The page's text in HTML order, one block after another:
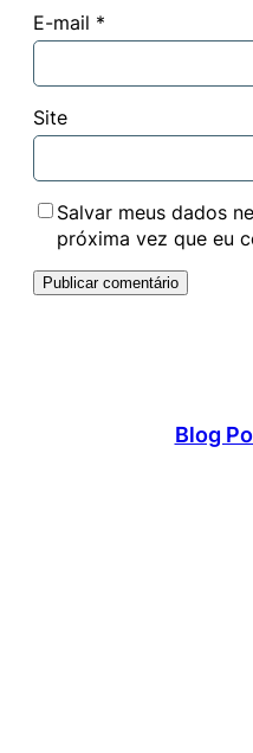
E-mail *
Site
Salvar meus dados
próxima vez que eu
Blog